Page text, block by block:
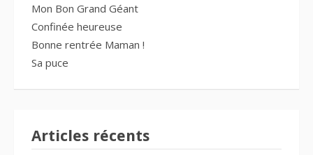
Mon Bon Grand Géant
Confinée heureuse
Bonne rentrée Maman !
Sa puce
Articles récents